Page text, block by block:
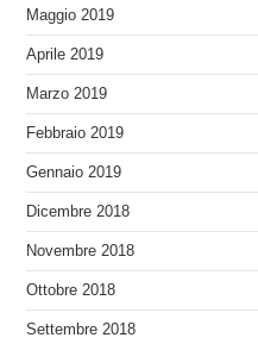
Maggio 2019
Aprile 2019
Marzo 2019
Febbraio 2019
Gennaio 2019
Dicembre 2018
Novembre 2018
Ottobre 2018
Settembre 2018